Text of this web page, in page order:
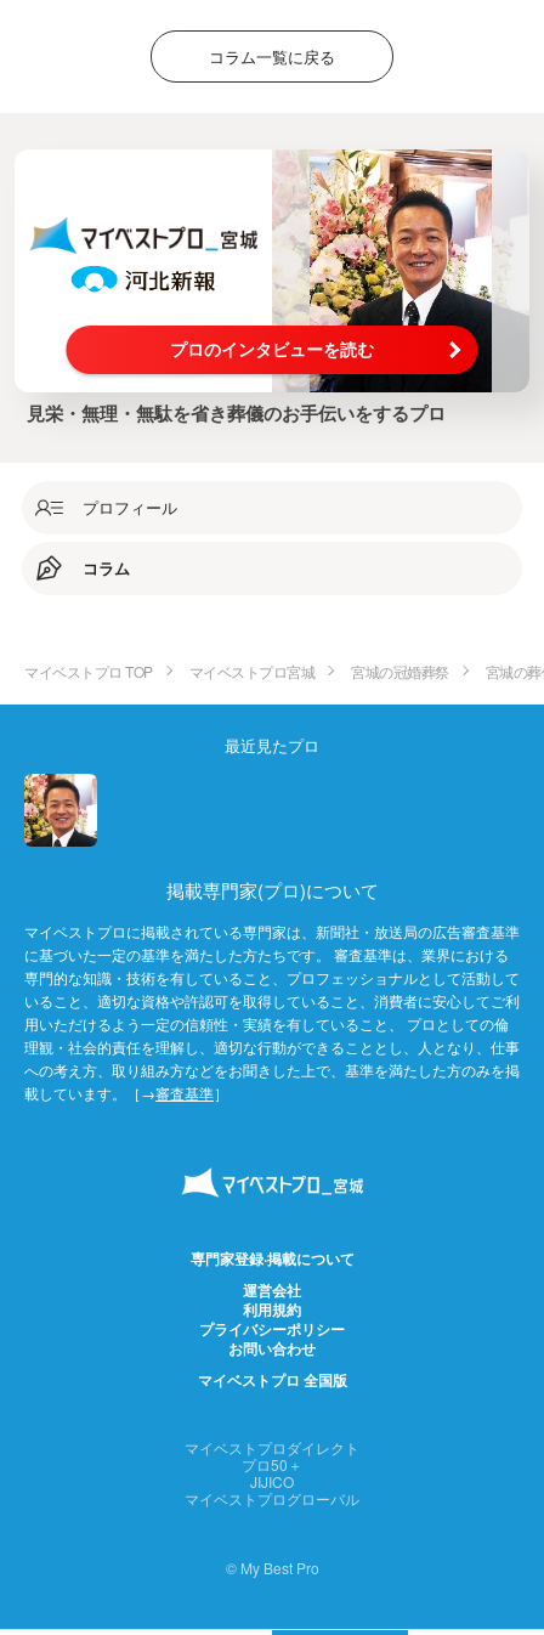
コラム一覧に戻る
プロのインタビューを読む
見栄・無理・無駄を省き葬儀のお手伝いをするプロ
プロフィール
コラム
マイベストプロ TOP マイベストプロ宮城 宮城の冠婚葬祭 宮城の
最近見たプロ
掲載専門家(プロ)について
マイベストプロに掲載されている専門家は、新聞社・放送局の広告審査基準
に基づいた一定の基準を満たした方たちです。 審査基準は、業界における
専門的な知識・技術を有していること、プロフェッショナルとして活動して
いること、適切な資格や許認可を取得していること、消費者に安心してご利
用いただけるよう一定の信頼性・実績を有していること、 プロとしての倫
理観・社会的責任を理解し、適切な行動ができることとし、人となり、仕事
への考え方、取り組み方などをお聞きした上で、基準を満たした方のみを掲
載しています。［→審査基準］
専門家登録·掲載について
運営会社
利用規約
プライバシーポリシー
お問い合わせ
マイベストプロ 全国版
マイベストプロダイレクト
プロ50＋
JIJICO
マイベストプログローバル
© My Best Pro